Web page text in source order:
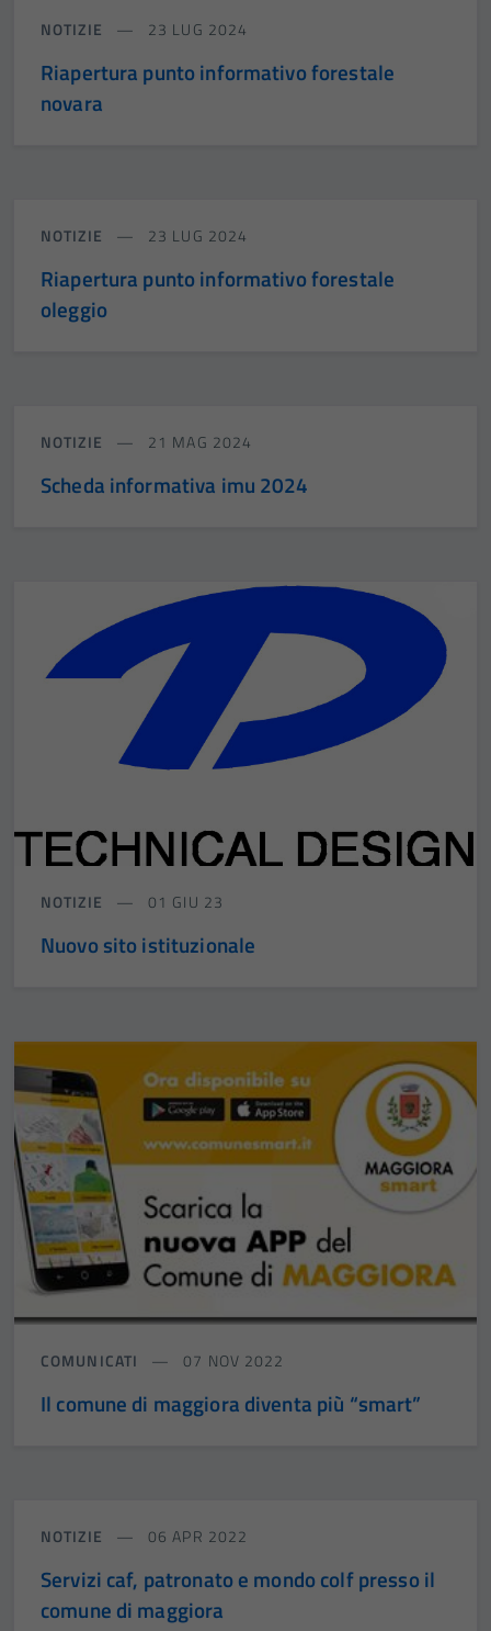
NOTIZIE 23 LUG 2024
Riapertura punto informativo forestale
novara
NOTIZIE 23 LUG 2024
Riapertura punto informativo forestale
oleggio
NOTIZIE 21 MAG 2024
Scheda informativa imu 2024
NOTIZIE 01 GIU 23
Nuovo sito istituzionale
COMUNICATI 07 NOV 2022
Il comune di maggiora diventa più “smart”
NOTIZIE 06 APR 2022
Servizi caf, patronato e mondo colf presso il
comune di maggiora